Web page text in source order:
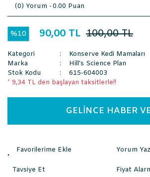
(0) Yorum -0.00 Puan
%10 90,00 TL 100,00 TL
Kategori
Konserve Kedi Mamaları
Marka
Hill's Science Plan
Stok Kodu
615-604003
* 9,34 TL den başlayan taksitlerle!!
GELİNCE HABER
Yorum Yaz
Tavsiye Et Fiyat